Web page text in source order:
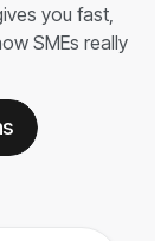
you fast,
SMEs really